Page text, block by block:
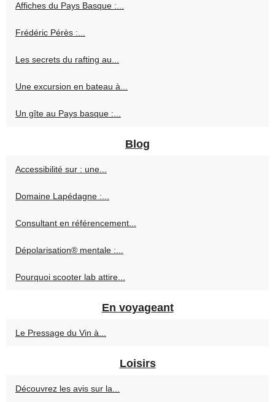
Affiches du Pays Basque :...
Frédéric Pérès :...
Les secrets du rafting au...
Une excursion en bateau à...
Un gîte au Pays basque :...
Blog
Accessibilité sur : une...
Domaine Lapédagne :...
Consultant en référencement...
Dépolarisation® mentale :...
Pourquoi scooter lab attire...
En voyageant
Le Pressage du Vin à...
Loisirs
Découvrez les avis sur la...